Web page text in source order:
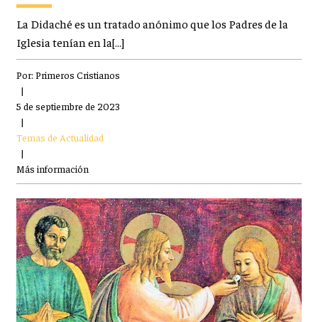
La Didaché es un tratado anónimo que los Padres de la
Iglesia tenían en la[…]
Por: Primeros Cristianos
|
5 de septiembre de 2023
|
Temas de Actualidad
|
Más información